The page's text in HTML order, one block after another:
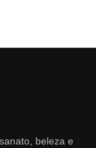
beleza e